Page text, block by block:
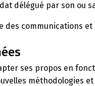
délégué par son ou
des communications
ses propos en
méthodologies